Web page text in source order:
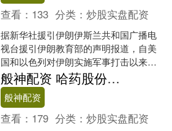
查看： 133 分类：炒股实盘配资
据新华社援引伊朗伊斯兰共和国广播电
视台援引伊朗教育部的声明报道，自美
国和以色列对伊朗实施军事打击以来，
伊朗已有243名学生和教师丧生。 联合国
人权事务高级专员图....
般神配资 哈药股份：子公司拉西地平片通过仿制药一致性评价
般神配资
查看： 179 分类：炒股实盘配资